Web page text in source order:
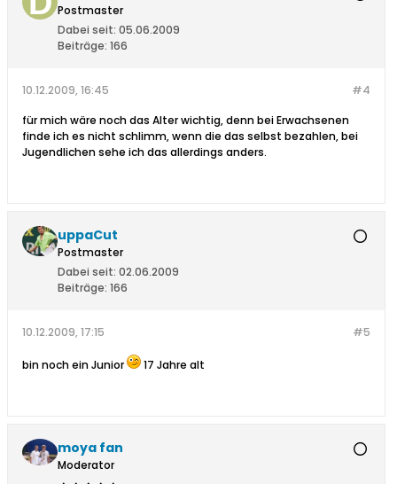
Postmaster
Dabei seit: 05.06.2009
Beiträge: 166
#4
10.12.2009, 16:45
für mich wäre noch das Alter wichtig, denn bei Erwachsenen
finde ich es nicht schlimm, wenn die das selbst bezahlen, bei
Jugendlichen sehe ich das allerdings anders.
uppaCut
Postmaster
Dabei seit: 02.06.2009
Beiträge: 166
#5
10.12.2009, 17:15
bin noch ein Junior 17 Jahre alt
moya fan
Moderator